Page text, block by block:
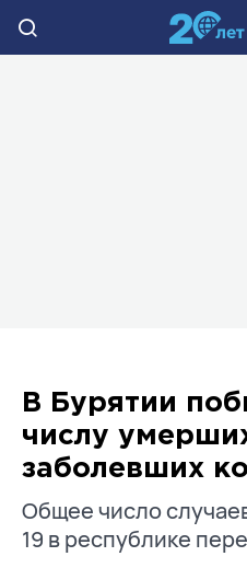
В Бурятии
числу
заболевших
Общее число
19 в республике